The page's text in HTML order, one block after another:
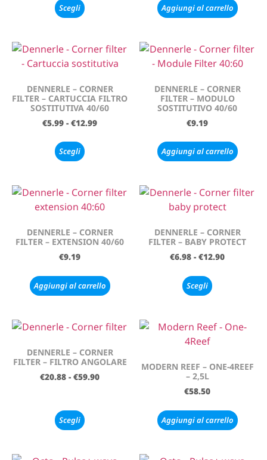
Scegli Aggiungi al carrello
DENNERLE – CORNER
FILTER – CARTUCCIA FILTRO
SOSTITUTIVA 40/60
€5.99 - €12.99
Scegli
DENNERLE – CORNER
FILTER – MODULO
SOSTITUTIVO 40/60
€9.19
Aggiungi al carrello
DENNERLE – CORNER
FILTER – EXTENSION 40/60
€9.19
Aggiungi al carrello
DENNERLE – CORNER
FILTER – BABY PROTECT
€6.98 - €12.90
Scegli
DENNERLE – CORNER
FILTER – FILTRO ANGOLARE
€20.88 - €59.90
Scegli
MODERN REEF – ONE-4REEF
– 2,5L
€58.50
Aggiungi al carrello